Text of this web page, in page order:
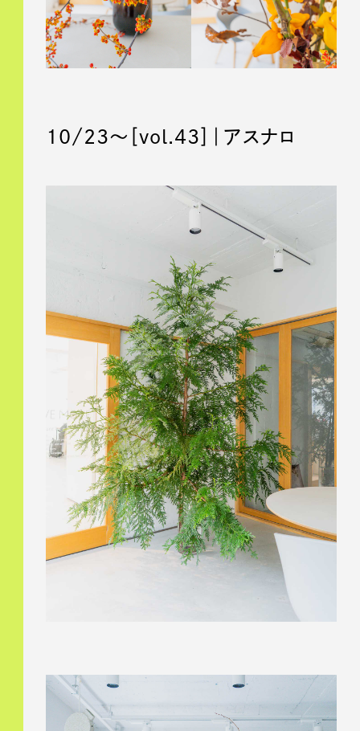
10/23〜［vol.43］｜アスナロ